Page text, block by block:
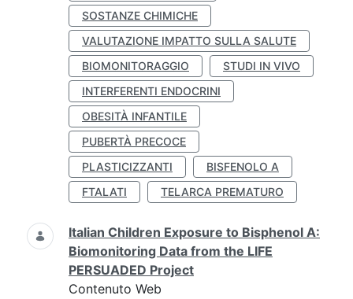
SOSTANZE CHIMICHE
VALUTAZIONE IMPATTO SULLA SALUTE
BIOMONITORAGGIO
STUDI IN VIVO
INTERFERENTI ENDOCRINI
OBESITÀ INFANTILE
PUBERTÀ PRECOCE
PLASTICIZZANTI
BISFENOLO A
FTALATI
TELARCA PREMATURO
Italian Children Exposure to Bisphenol A:
Biomonitoring Data from the LIFE
PERSUADED Project
Contenuto Web